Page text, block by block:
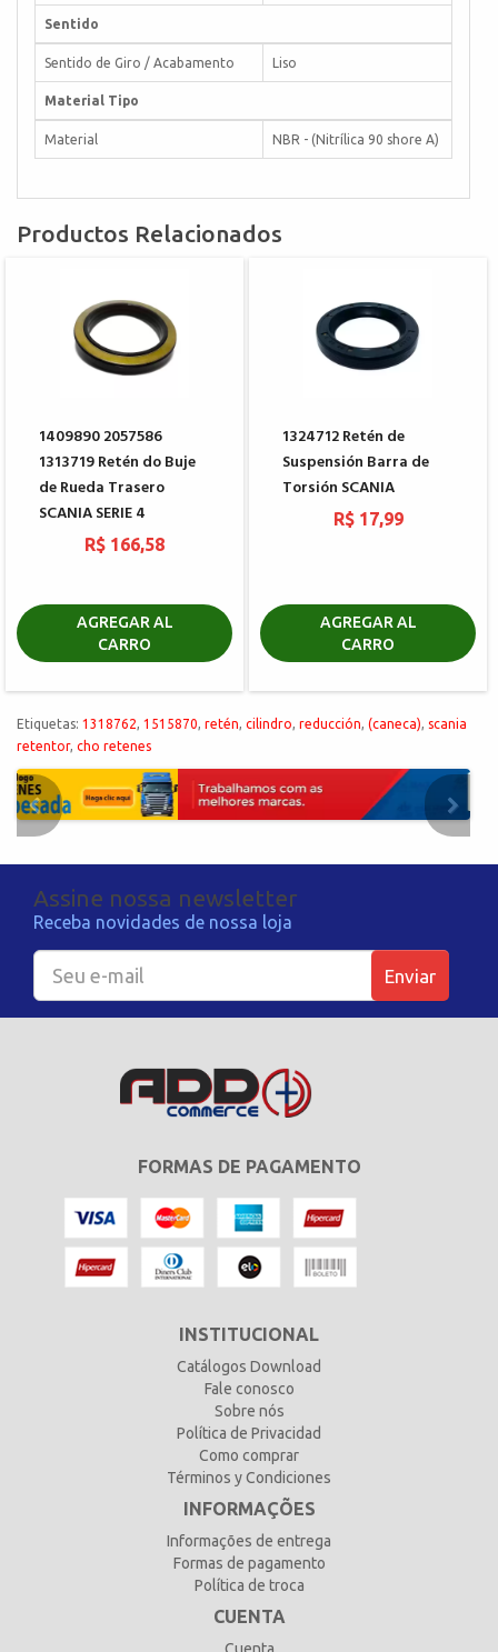
Sentido
Sentido de Giro / Acabamento Liso
Material Tipo
Material NBR - (Nitrílica 90 shore A)
Productos Relacionados
1409890 2057586
1313719 Retén do Buje
de Rueda Trasero
SCANIA SERIE 4
R$ 166,58
AGREGAR AL
CARRO
1324712 Retén de
Suspensión Barra de
Torsión SCANIA
R$ 17,99
AGREGAR AL
CARRO
Etiquetas: 1318762, 1515870, retén, cilindro, reducción, (caneca), scania
retentor, cho retenes
Assine nossa newsletter
Receba novidades de nossa loja
Enviar
FORMAS DE PAGAMENTO
INSTITUCIONAL
Catálogos Download
Fale conosco
Sobre nós
Política de Privacidad
Como comprar
Términos y Condiciones
INFORMAÇÕES
Informações de entrega
Formas de pagamento
Política de troca
CUENTA